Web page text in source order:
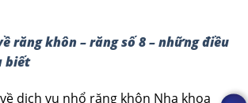
răng khôn – răng số 8 – những điều
biết
dịch vụ nhổ răng khôn Nha khoa